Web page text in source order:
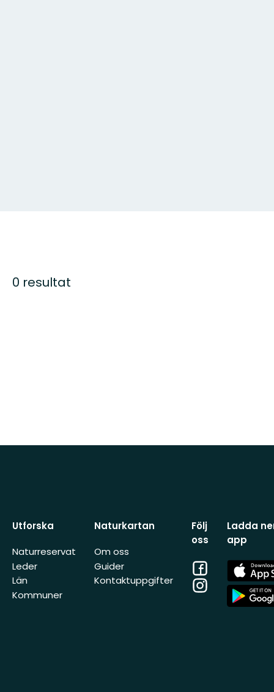
0 resultat
Utforska
Naturreservat
Leder
Län
Kommuner
Naturkartan
Om oss
Guider
Kontaktuppgifter
Följ
oss
Facebook
Instagram
Ladda
app
App
Store
App
Store